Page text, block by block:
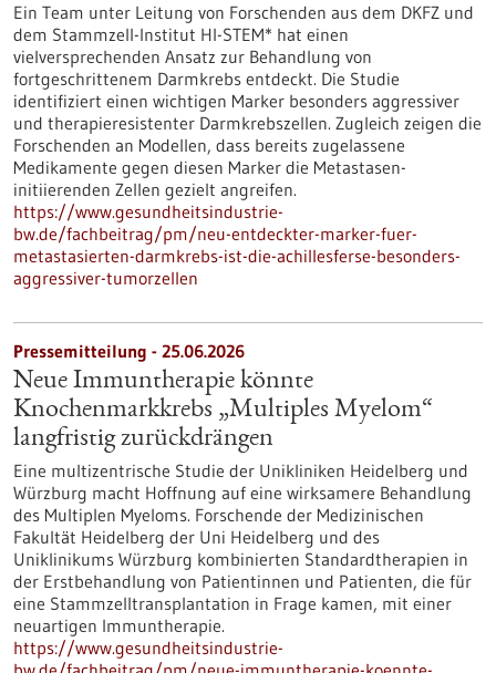
Ein Team unter Leitung von Forschenden aus dem DKFZ und
dem Stammzell-Institut HI-STEM* hat einen
vielversprechenden Ansatz zur Behandlung von
fortgeschrittenem Darmkrebs entdeckt. Die Studie
identifiziert einen wichtigen Marker besonders aggressiver
und therapieresistenter Darmkrebszellen. Zugleich zeigen die
Forschenden an Modellen, dass bereits zugelassene
Medikamente gegen diesen Marker die Metastasen-
initiierenden Zellen gezielt angreifen.
https://www.gesundheitsindustrie-
bw.de/fachbeitrag/pm/neu-entdeckter-marker-fuer-
metastasierten-darmkrebs-ist-die-achillesferse-besonders-
aggressiver-tumorzellen
Pressemitteilung - 25.06.2026
Neue Immuntherapie könnte
Knochenmarkkrebs „Multiples Myelom“
langfristig zurückdrängen
Eine multizentrische Studie der Unikliniken Heidelberg und
Würzburg macht Hoffnung auf eine wirksamere Behandlung
des Multiplen Myeloms. Forschende der Medizinischen
Fakultät Heidelberg der Uni Heidelberg und des
Uniklinikums Würzburg kombinierten Standardtherapien in
der Erstbehandlung von Patientinnen und Patienten, die für
eine Stammzelltransplantation in Frage kamen, mit einer
neuartigen Immuntherapie.
https://www.gesundheitsindustrie-